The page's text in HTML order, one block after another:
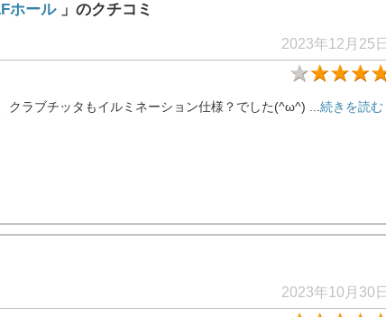
ホール 」のクチコミ
2023年12月25日
ラブチッタもイルミネーション仕様？でした(^ω^) ... 続きを読む
2023年10月30日